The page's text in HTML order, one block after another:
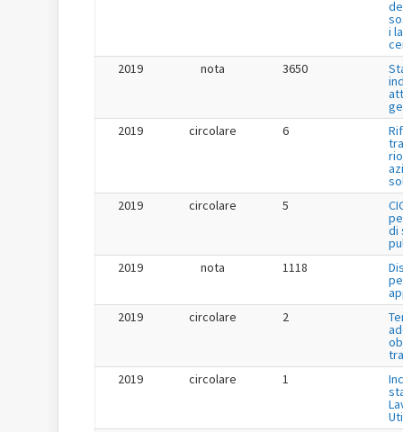
i
2019
nota 3650
2019
circolare 6
2019
circolare 5
di
2019
nota 1118
2019
circolare 2
2019
circolare 1